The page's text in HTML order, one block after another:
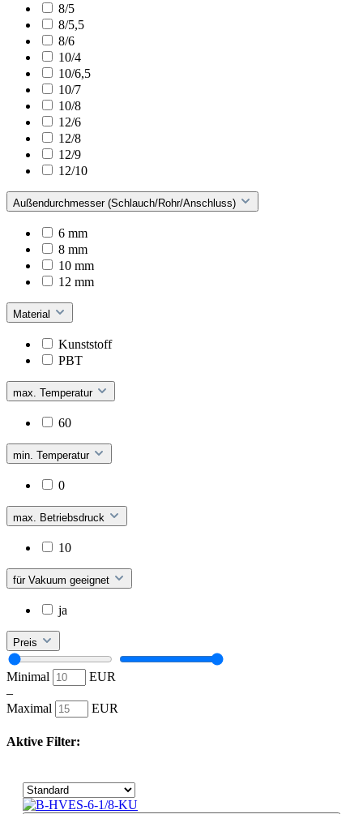
8/5
8/5,5
8/6
10/4
10/6,5
10/7
10/8
12/6
12/8
12/9
12/10
Außendurchmesser (Schlauch/Rohr/Anschluss)
6 mm
8 mm
10 mm
12 mm
Material
Kunststoff
PBT
max. Temperatur
60
min. Temperatur
0
max. Betriebsdruck
10
für Vakuum geeignet
ja
Preis
Minimal
EUR
–
Maximal
EUR
Aktive Filter: